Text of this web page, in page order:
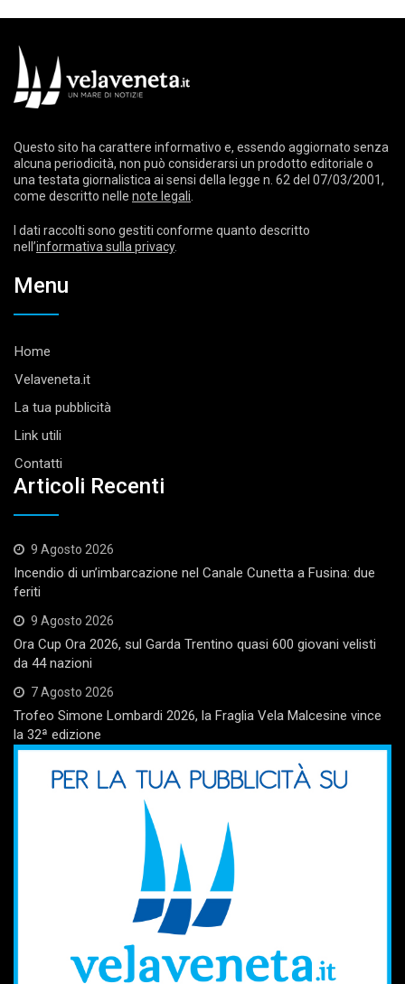
Questo sito ha carattere informativo e, essendo aggiornato senza
alcuna periodicità, non può considerarsi un prodotto editoriale o
una testata giornalistica ai sensi della legge n. 62 del 07/03/2001,
come descritto nelle note legali
I dati raccolti sono gestiti conforme quanto descritto
nell’informativa sulla privacy.
Menu
Home
Velaveneta.it
La tua pubblicità
Link utili
Contatti
Articoli Recenti
9 Agosto 2026
Incendio di un’imbarcazione nel Canale Cunetta a Fusina: due
feriti
9 Agosto 2026
Ora Cup Ora 2026, sul Garda Trentino quasi 600 giovani velisti
da 44 nazioni
7 Agosto 2026
Trofeo Simone Lombardi 2026, la Fraglia Vela Malcesine vince
la 32ª edizione